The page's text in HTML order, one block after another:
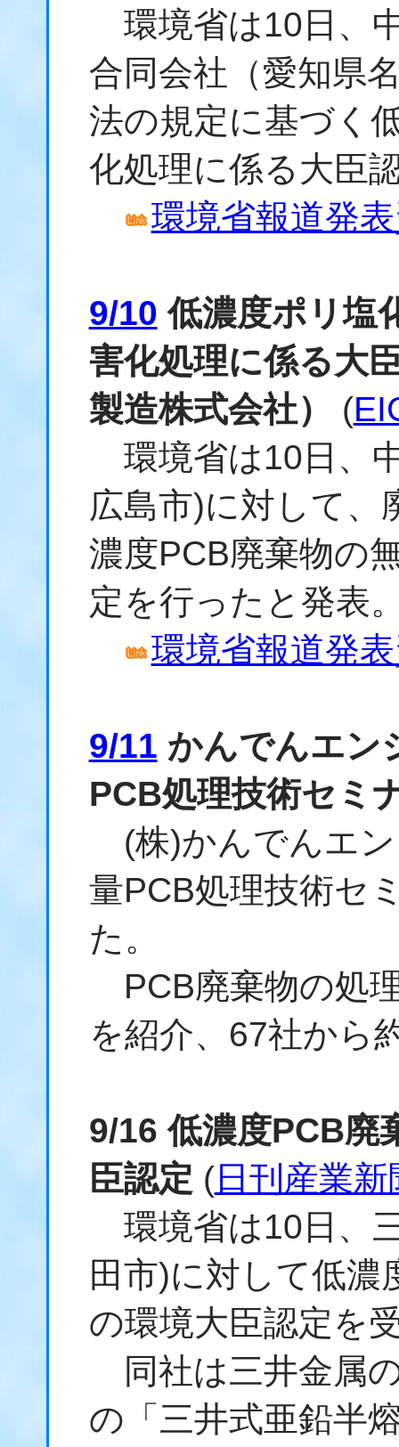
環境省は10日、
合同会社（愛知県
法の規定に基づく
化処理に係る大臣
環境省報道発
9/10 低濃度ポリ塩
害化処理に係る大
製造株式会社）
(
環境省は10日、
広島市)に対して、
濃度PCB廃棄物の
定を行ったと発表
環境省報道発
9/11 かんでんエン
PCB処理技術セミ
(株)かんでんエ
量PCB処理技術セ
た。
PCB廃棄物の処
を紹介、67社から
9/16 低濃度PCB廃
臣認定 (日刊産業新
環境省は10日、
田市)に対して低濃
の環境大臣認定を
同社は三井金属
の「三井式亜鉛半